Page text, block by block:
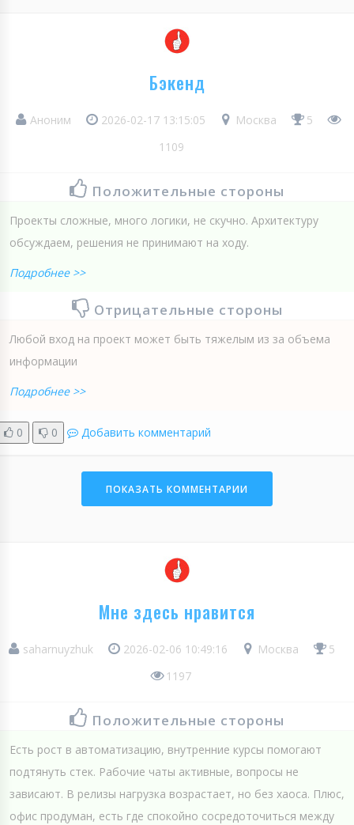
Бэкенд
Аноним 2026-02-17 13:15:05 Москва
5
1109
Положительные стороны
Проекты сложные, много логики, не скучно. Архитектуру
обсуждаем, решения не принимают на ходу.
Подробнее >>
Отрицательные стороны
Любой вход на проект может быть тяжелым из за объема
информации
Подробнее >>
0 0 Добавить комментарий
ПОКАЗАТЬ КОММЕНТАРИИ
Мне здесь нравится
saharnuyzhuk 2026-02-06 10:49:16 Москва
5
1197
Положительные стороны
Есть рост в автоматизацию, внутренние курсы помогают
подтянуть стек. Рабочие чаты активные, вопросы не
зависают. В релизы нагрузка возрастает, но без хаоса. Плюс,
офис продуман, есть где спокойно сосредоточиться между